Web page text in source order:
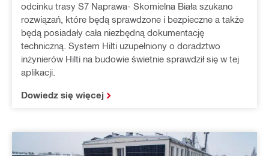
odcinku trasy S7 Naprawa- Skomielna Biała szukano
rozwiązań, które będą sprawdzone i bezpieczne a także
będą posiadały cała niezbędną dokumentację
techniczną. System Hilti uzupełniony o doradztwo
inżynierów Hilti na budowie świetnie sprawdził się w tej
aplikacji.
Dowiedz się więcej